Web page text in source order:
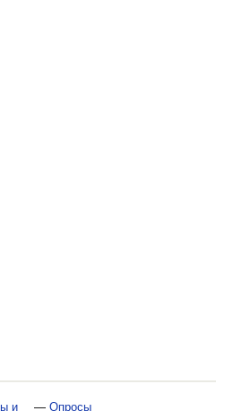
и — Опросы